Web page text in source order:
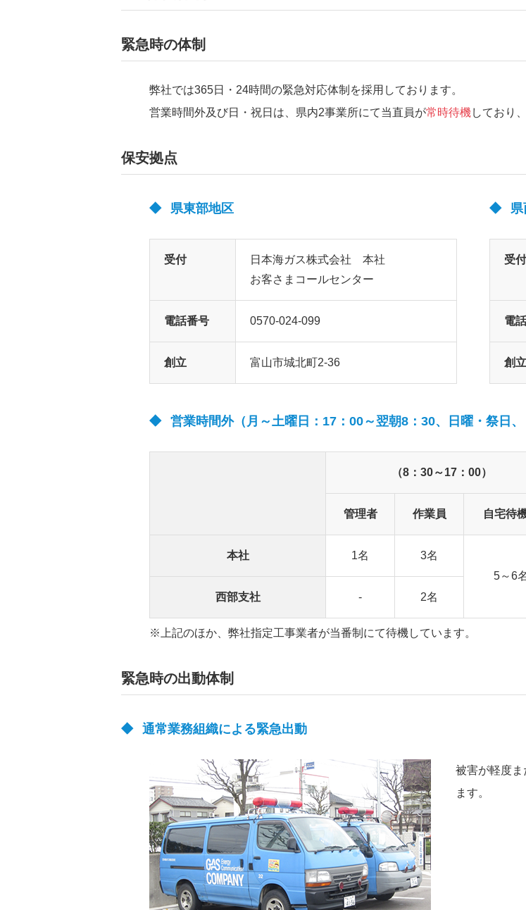
緊急時の体制
弊社では365日・24時間の緊急対応体制を採用しております。
営業時間外及び日・祝日は、県内2事業所にて当直員が常時待機しており
保安拠点
県東部地区
受付
日本海ガス株式会社 本社
お客さまコールセンター
電話番号 0570-024-099
創立 富山市城北町2-36
県
受付
電
創立
営業時間外（月～土曜日：17：00～翌朝8：30、日曜・祭日、
（8：30～17：00）
管理者 作業員 自宅待
本社 1名
3名
5～6
西部支社
- 2名
※上記のほか、弊社指定工事業者が当番制にて待機しています。
緊急時の出動体制
通常業務組織による緊急出動
被害が軽度
ます。